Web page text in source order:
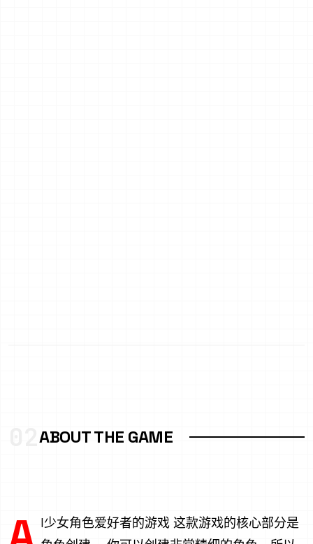
ABOUT THE GAME
I少女角色爱好者的游戏 这款游戏的核心部分是